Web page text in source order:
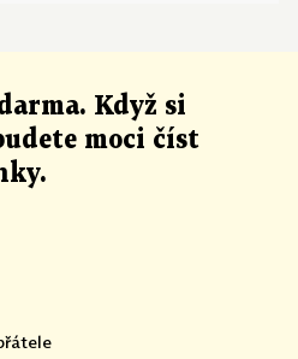
Když si
moci číst
.